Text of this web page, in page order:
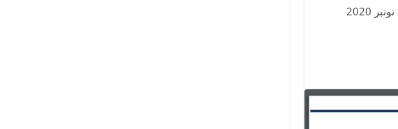
تعلن وزارة الرتبية الوطنية والتكوين المهني التعليم العالي والبحث العلمي، أنها ستنظم يويم 28 و29 نونبر 2020